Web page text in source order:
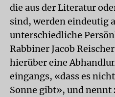
die aus der Literatur
sind, werden eindeutig
unterschiedliche
Rabbiner Jacob
hierüber eine
eingangs, «dass es
Sonne gibt», und nennt